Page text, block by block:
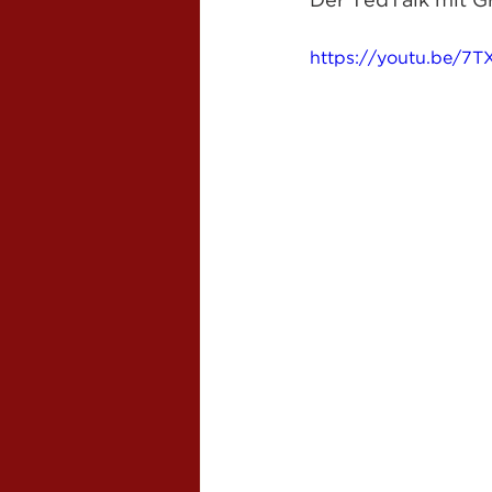
https://youtu.be/